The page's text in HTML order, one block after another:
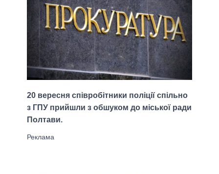
20 вересня співробітники поліції спільно
з ГПУ прийшли з обшуком до міської ради
Полтави.